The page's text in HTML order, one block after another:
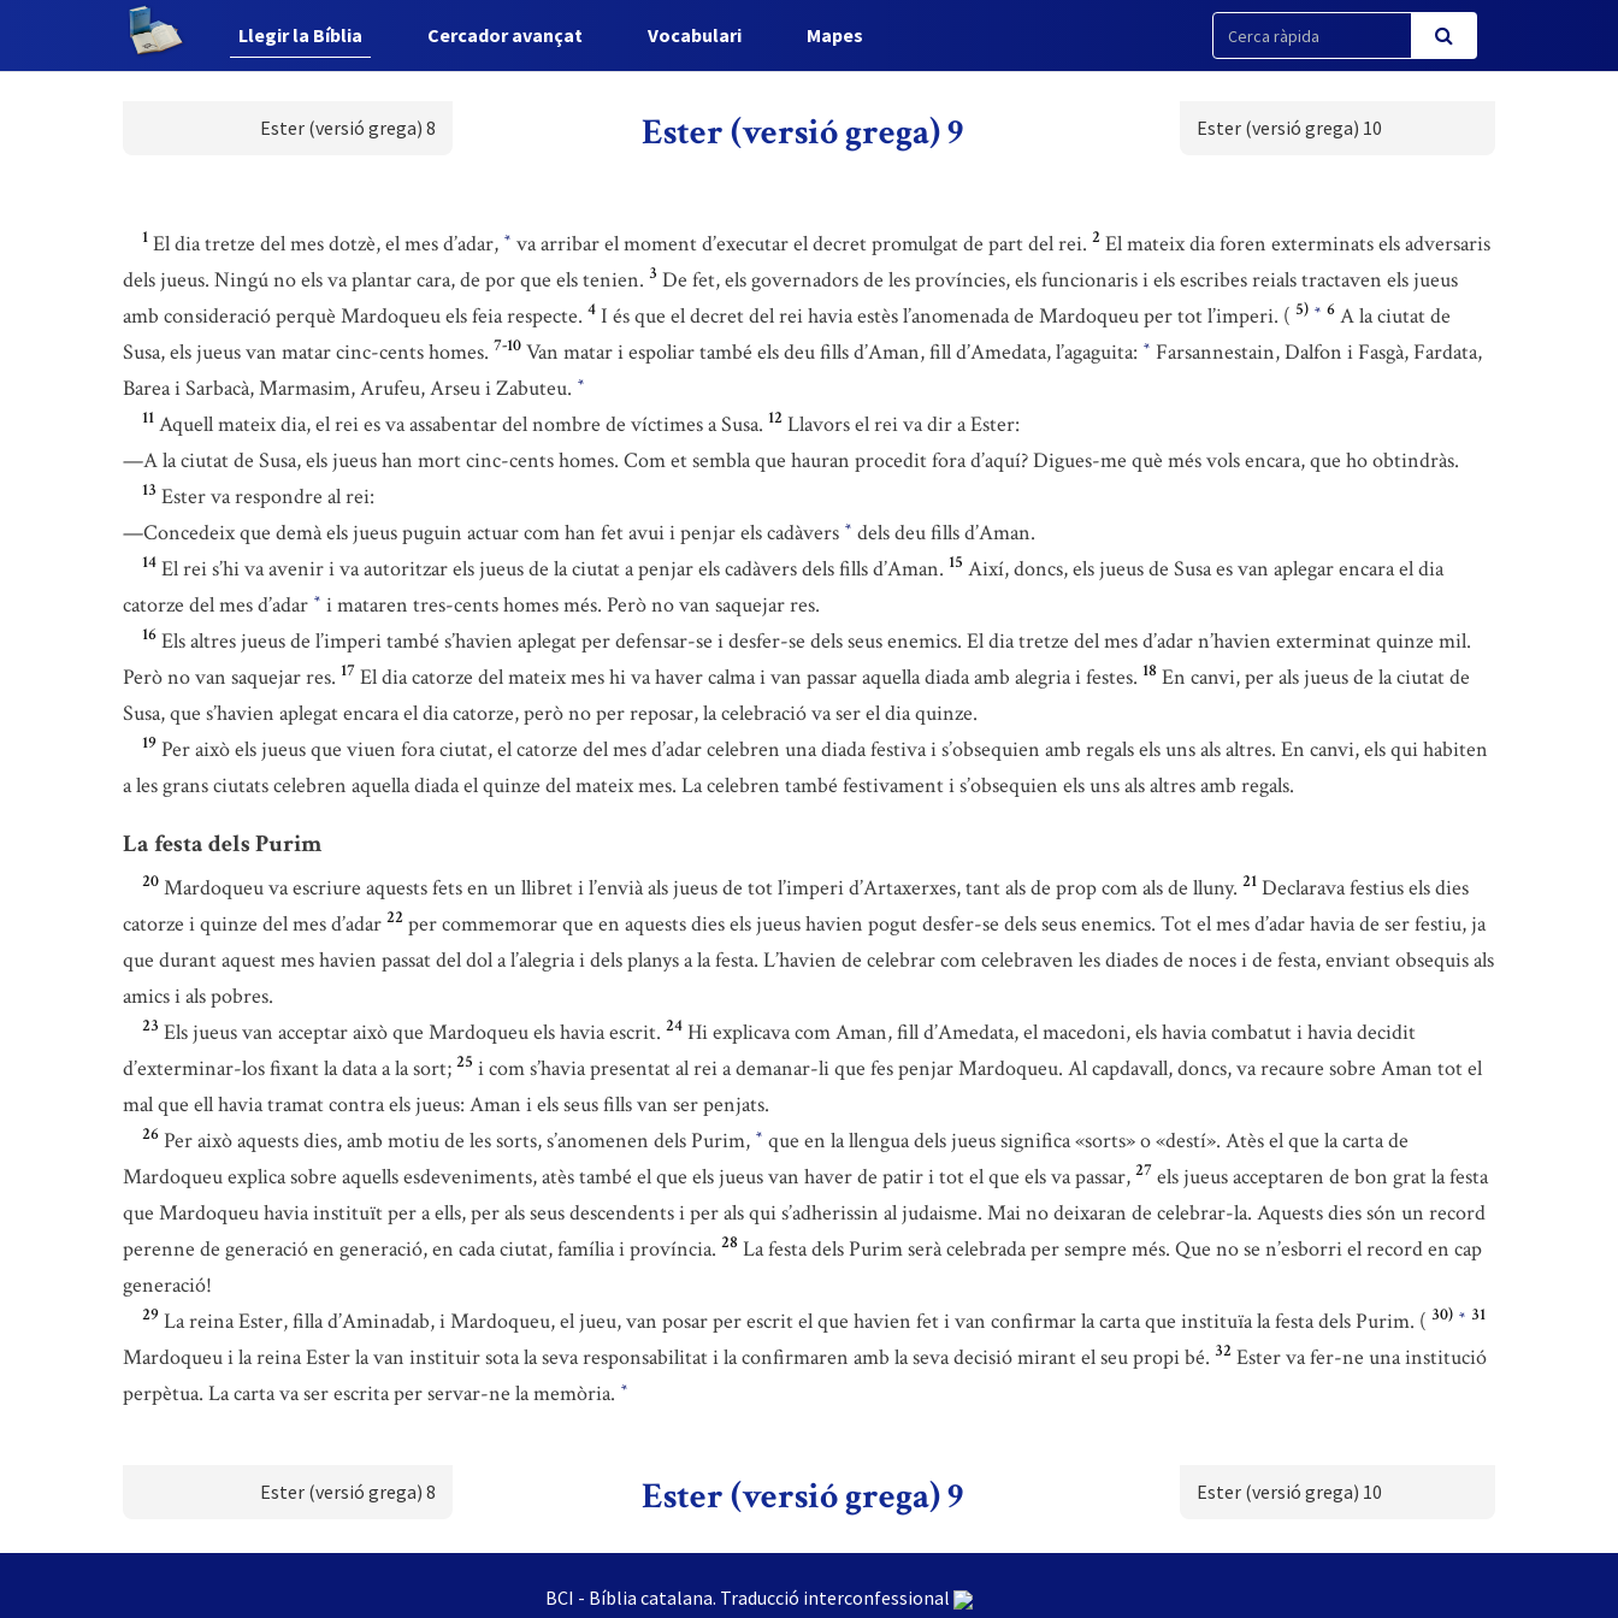
Llegir la Bíblia Cercador avançat Vocabulari Mapes
Ester (versió grega) 8 Ester (versió grega) 9 Ester (versió grega) 10
1 El dia tretze del mes dotzè, el mes d’adar, * va arribar el moment d’executar el decret promulgat de part del rei. 2 El mateix dia foren exterminats els adversaris
dels jueus. Ningú no els va plantar cara, de por que els tenien. 3 De fet, els governadors de les províncies, els funcionaris i els escribes reials tractaven els jueus
amb consideració perquè Mardoqueu els feia respecte. 4 I és que el decret del rei havia estès l’anomenada de Mardoqueu per tot l’imperi. ( 5) * 6 A la ciutat de
Susa, els jueus van matar cinc-cents homes. 7-10 Van matar i espoliar també els deu fills d’Aman, fill d’Amedata, l’agaguita: * Farsannestain, Dalfon i Fasgà, Fardata,
Barea i Sarbacà, Marmasim, Arufeu, Arseu i Zabuteu. *
11 Aquell mateix dia, el rei es va assabentar del nombre de víctimes a Susa. 12 Llavors el rei va dir a Ester:
—A la ciutat de Susa, els jueus han mort cinc-cents homes. Com et sembla que hauran procedit fora d’aquí? Digues-me què més vols encara, que ho obtindràs.
13 Ester va respondre al rei:
—Concedeix que demà els jueus puguin actuar com han fet avui i penjar els cadàvers * dels deu fills d’Aman.
14 El rei s’hi va avenir i va autoritzar els jueus de la ciutat a penjar els cadàvers dels fills d’Aman. 15 Així, doncs, els jueus de Susa es van aplegar encara el dia
catorze del mes d’adar * i mataren tres-cents homes més. Però no van saquejar res.
16 Els altres jueus de l’imperi també s’havien aplegat per defensar-se i desfer-se dels seus enemics. El dia tretze del mes d’adar n’havien exterminat quinze mil.
Però no van saquejar res. 17 El dia catorze del mateix mes hi va haver calma i van passar aquella diada amb alegria i festes. 18 En canvi, per als jueus de la ciutat de
Susa, que s’havien aplegat encara el dia catorze, però no per reposar, la celebració va ser el dia quinze.
19 Per això els jueus que viuen fora ciutat, el catorze del mes d’adar celebren una diada festiva i s’obsequien amb regals els uns als altres. En canvi, els qui habiten
a les grans ciutats celebren aquella diada el quinze del mateix mes. La celebren també festivament i s’obsequien els uns als altres amb regals.
La festa dels Purim
20 Mardoqueu va escriure aquests fets en un llibret i l’envià als jueus de tot l’imperi d’Artaxerxes, tant als de prop com als de lluny. 21 Declarava festius els dies
catorze i quinze del mes d’adar 22 per commemorar que en aquests dies els jueus havien pogut desfer-se dels seus enemics. Tot el mes d’adar havia de ser festiu, ja
que durant aquest mes havien passat del dol a l’alegria i dels planys a la festa. L’havien de celebrar com celebraven les diades de noces i de festa, enviant obsequis als
amics i als pobres.
23 Els jueus van acceptar això que Mardoqueu els havia escrit. 24 Hi explicava com Aman, fill d’Amedata, el macedoni, els havia combatut i havia decidit
d’exterminar-los fixant la data a la sort; 25 i com s’havia presentat al rei a demanar-li que fes penjar Mardoqueu. Al capdavall, doncs, va recaure sobre Aman tot el
mal que ell havia tramat contra els jueus: Aman i els seus fills van ser penjats.
26 Per això aquests dies, amb motiu de les sorts, s’anomenen dels Purim, * que en la llengua dels jueus significa «sorts» o «destí». Atès el que la carta de
Mardoqueu explica sobre aquells esdeveniments, atès també el que els jueus van haver de patir i tot el que els va passar, 27 els jueus acceptaren de bon grat la festa
que Mardoqueu havia instituït per a ells, per als seus descendents i per als qui s’adherissin al judaisme. Mai no deixaran de celebrar-la. Aquests dies són un record
perenne de generació en generació, en cada ciutat, família i província. 28 La festa dels Purim serà celebrada per sempre més. Que no se n’esborri el record en cap
generació!
29 La reina Ester, filla d’Aminadab, i Mardoqueu, el jueu, van posar per escrit el que havien fet i van confirmar la carta que instituïa la festa dels Purim. ( 30) * 31
Mardoqueu i la reina Ester la van instituir sota la seva responsabilitat i la confirmaren amb la seva decisió mirant el seu propi bé. 32 Ester va fer-ne una institució
perpètua. La carta va ser escrita per servar-ne la memòria. *
Ester (versió grega) 8 Ester (versió grega) 9 Ester (versió grega) 10
BCI - Bíblia catalana. Traducció interconfessional